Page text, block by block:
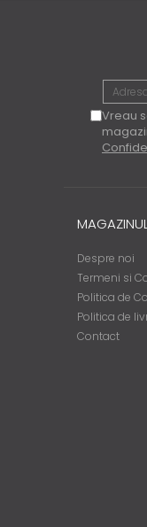
Vreau
Despre noi
Termeni si
Politica de
Politica de
Contact